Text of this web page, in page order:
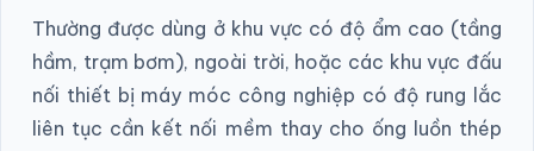
Thường được dùng ở khu vực có độ ẩm cao (tầng
hầm, trạm bơm), ngoài trời, hoặc các khu vực đấu
nối thiết bị máy móc công nghiệp có độ rung lắc
liên tục cần kết nối mềm thay cho ống luồn thép